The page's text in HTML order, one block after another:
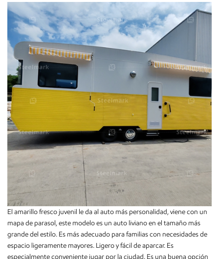
El amarillo fresco juvenil le da al auto más personalidad, viene con un
mapa de parasol, este modelo es un auto liviano en el tamaño más
grande del estilo. Es más adecuado para familias con necesidades de
espacio ligeramente mayores. Ligero y fácil de aparcar. Es
especialmente conveniente jugar por la ciudad. Es una buena opción